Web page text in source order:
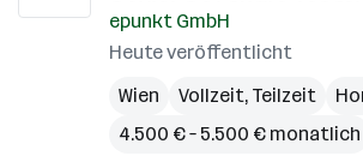
epunkt GmbH
Heute veröffentlicht
Wien
Vollzeit, Teilzeit
4.500 € – 5.500 € monatlich